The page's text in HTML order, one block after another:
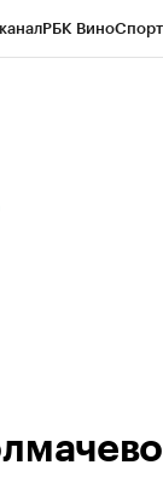
РБК ВиноСпорт